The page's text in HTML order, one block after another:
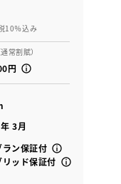
10％込み
常割賦）
円
3月
ラン保証付
リッド保証付